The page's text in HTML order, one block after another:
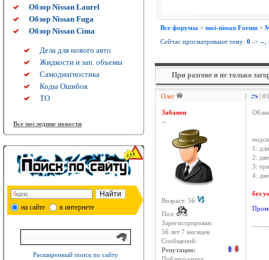
Обзор Nissan Laurel
Обзор Nissan Fuga
Обзор Nissan Cima
Дела для нового авто
Жидкости и зап. объемы
Самодиагностика
Коды Ошибок
ТО
Все последние новости
на сайте в интернете
Расширенный поиск по сайту
Все форумы > moi-nissan Forum >
Сейчас просматривают тему: 0 -> --
При разгоне и не только
Олег | |
Забанен
--
Возраст: 56
Пол:
Зарегистрирован:
56 лет 7 месяцев
Сообщений:
Репутация:
1:
2:
3:
4:
без